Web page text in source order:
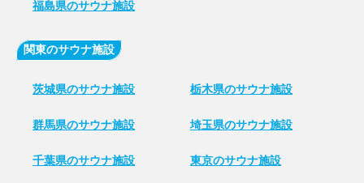
福島県のサウナ施設
関東のサウナ施設
茨城県のサウナ施設 栃木県のサウナ施設
群馬県のサウナ施設 埼玉県のサウナ施設
千葉県のサウナ施設 東京のサウナ施設